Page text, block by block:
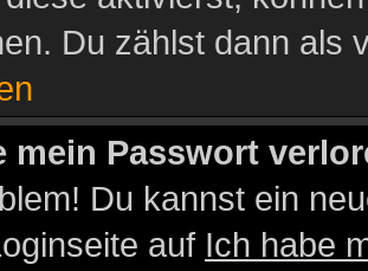
Du zählst dann als
mein Passwort
Du kannst ein
auf Ich habe